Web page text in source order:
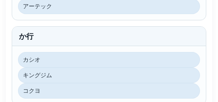
アーテック
か行
カシオ
キングジム
コクヨ